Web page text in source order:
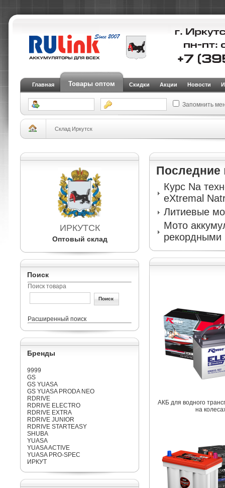
Главная Товары оптом Скидки Акции Новости
Запомнить
Склад Иркутск
ИРКУТСК
Оптовый склад
Поиск
Поиск товара
Расширенный поиск
Бренды
9999
GS
GS YUASA
GS YUASA PRODA NEO
RDRIVE
RDRIVE ELECTRO
RDRIVE EXTRA
RDRIVE JUNIOR
RDRIVE STARTEASY
SHUBA
YUASA
YUASA ACTIVE
YUASA PRO-SPEC
ИРКУТ
Последние
Курс Na
eXtremal
Литиевые
Мото
рекордными
АКБ для водного
на